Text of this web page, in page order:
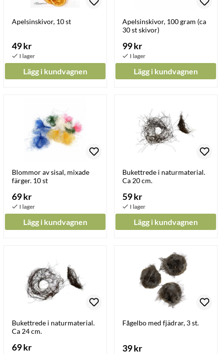
Apelsinskivor, 10 st
49 kr
Lägg i kundvagnen
Apelsinskivor, 100 gram (ca
30 st skivor)
99 kr
Lägg i kundvagnen
Blommor av sisal, mixade
färger. 10 st
69 kr
Lägg i kundvagnen
Bukettrede i naturmaterial.
Ca 20 cm.
59 kr
Lägg i kundvagnen
Bukettrede i naturmaterial.
Ca 24 cm.
69 kr
Fågelbo med fjädrar, 3 st.
39 kr